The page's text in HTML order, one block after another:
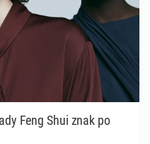
Feng Shui znak po